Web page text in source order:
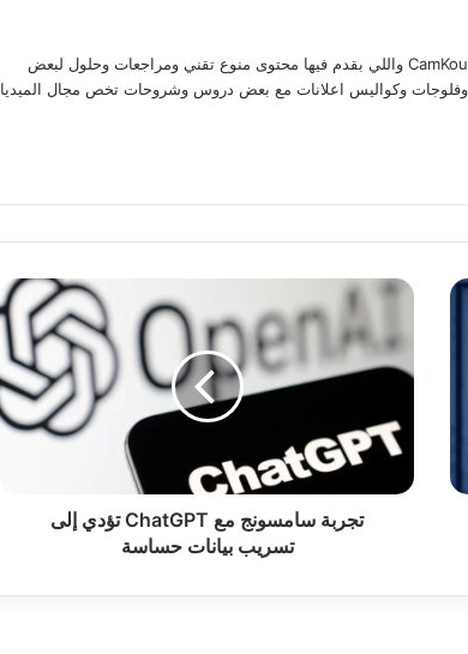
مدحت ماجد كوته صاحب موقع وقناة CamKou واللي بقدم فيها محتوى منوع تقني ومراجعات وحلول لبعض
وفلوجات وكواليس اعلانات مع بعض دروس وشروحات تخص مجال الميديا
تجربة
سامسونج
ChatGPT
تسريب
حساسة
تجربة سامسونج مع ChatGPT تؤدي إلى
تسريب بيانات حساسة